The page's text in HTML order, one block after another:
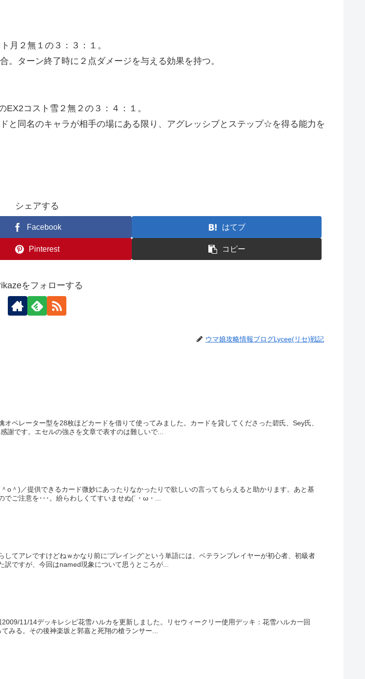
月２無１の３：３：１。
ターン終了時に２点ダメージを与える効果を持つ。
EX2コスト雪２無２の３：４：１。
と同名のキャラが相手の場にある限り、アグレッシブとステップ☆を得る能力を
シェアする
Facebook はてブ
Pinterest コピー
をフォローする
ウマ娘攻略情報ブログLycee(リセ)戦記
ペレーター型を28枚ほどカードを借りて使ってみました。カードを貸してくださった碧氏、Sey氏、
謝です。エセルの強さを文章で表すのは難しいで...
o＾)／提供できるカード微妙にあったりなかったりで欲しいの言ってもらえると助かります。あと基
ご注意を･･･。紛らわしくてすいませぬ(´・ω・...
てアレですけどねｗかなり前に‘プレイング’という単語には、ベテランプレイヤーが初心者、初級者
訳ですが、今回はnamed現象について思うところが...
11/14デッキレシピ花雪ハルカを更新しました。リセウィークリー使用デッキ：花雪ハルカ一回
る。その後神楽坂と郭嘉と死翔の槍ランサー...